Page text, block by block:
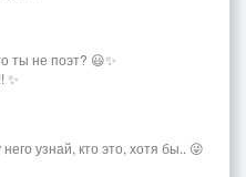
ты не поэт? 😃✨
✨
узнай, кто это, хотя бы.. 😜